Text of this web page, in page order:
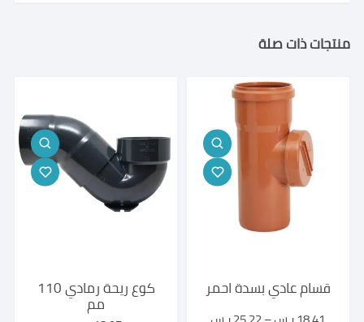
منتجات ذات صلة
قسام عادي بسدة احمر كوع ريحة رمادي 110
مم